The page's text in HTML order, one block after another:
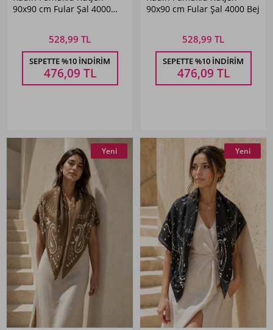
90x90 cm Fular Şal 4000
528,99 TL
SEPETTE %10 İNDIRIM
476,09 TL
90x90 cm Fular Şal 4000 Bej
528,99 TL
SEPETTE %10 İNDIRIM
476,09 TL
Yeni Yeni